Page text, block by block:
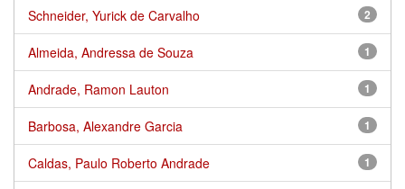
2
Schneider, Yurick de Carvalho
1
Almeida, Andressa de Souza
1
Andrade, Ramon Lauton
1
Barbosa, Alexandre Garcia
1
Caldas, Paulo Roberto Andrade